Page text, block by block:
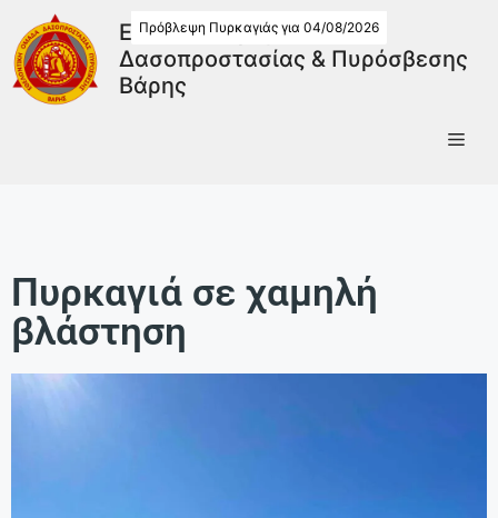
Εθελοντική Ομάδα
Δασοπροστασίας & Πυρόσβεσης
Βάρης
Πρόβλεψη Πυρκαγιάς για 04/08/2026
Πυρκαγιά σε χαμηλή
βλάστηση